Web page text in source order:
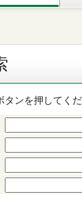
ンを押してくだ